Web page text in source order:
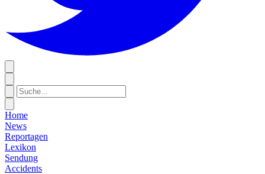
Home
News
Reportagen
Lexikon
Sendung
Accidents